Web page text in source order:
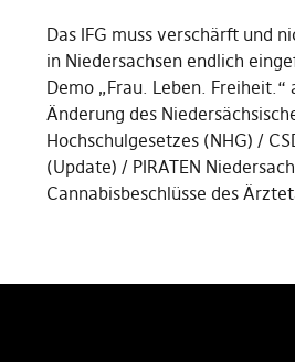
Das IFG muss verschärft und
in Niedersachsen endlich
Demo „Frau. Leben.
Änderung des
Hochschulgesetzes (NHG)
(Update)
PIRATEN
Cannabisbeschlüsse des